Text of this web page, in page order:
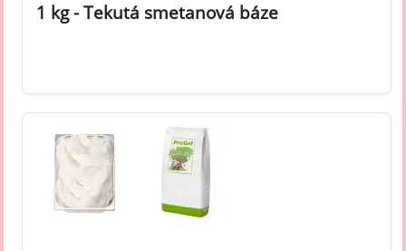
1 kg - Tekutá smetanová báze